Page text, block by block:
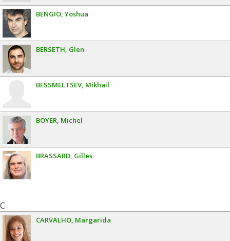
BENGIO Yoshua
BERSETH Glen
BESSMELTSEV Mikhail
BOYER Michel
BRASSARD Gilles
C
CARVALHO Margarida